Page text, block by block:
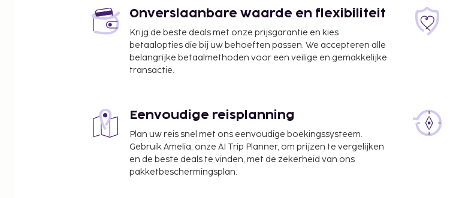
Ali Mall - 4,3 km
Oasis Manila - 4,3 km
De dichtsbijzijnde luchthaven is Manila (MNL-Ninoy Aquino Intl.) - 24,1 km
Ter plaatse heb je parkeerplaatsen. Geniet van een buitenzwembad of
profiteer van gratis wifi.
Onverslaanbare waarde en flexibiliteit
Krijg de beste deals met onze prijsgarantie en kies
betaalopties die bij uw behoeften passen. We accepteren alle
belangrijke betaalmethoden voor een veilige en gemakkelijke
transactie.
Eenvoudige reisplanning
Plan uw reis snel met ons eenvoudige boekingssysteem.
Gebruik Amelia, onze AI Trip Planner, om prijzen te vergelijken
en de beste deals te vinden, met de zekerheid van ons
pakketbeschermingsplan.